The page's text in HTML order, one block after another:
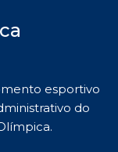
esportivo
do